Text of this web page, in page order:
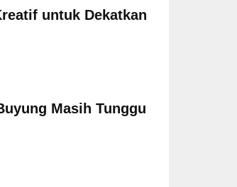
untuk Dekatkan
Masih Tunggu